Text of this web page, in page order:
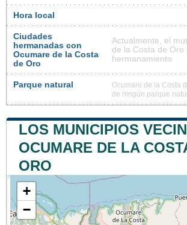
Hora local
Ciudades
hermanadas con
Ocumare de la Costa
de Oro
Actualmente, el
de la Costa de Oro
hermanamiento
Parque natural
Ocumare de la Costa
de ningún parque
LOS MUNICIPIOS
OCUMARE DE LA
ORO
+
−